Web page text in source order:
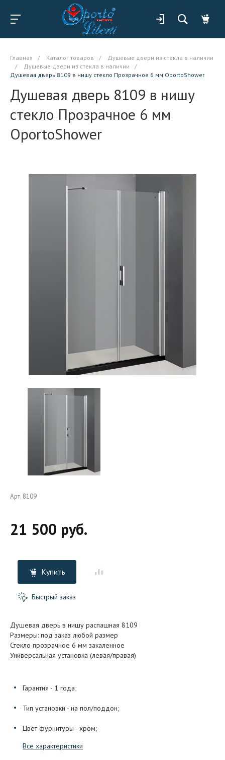
Главная / Каталог товаров /
Душевые двери из стекла в наличии
/
Душевые двери из стекла в наличии
/
Душевая дверь 8109 в нишу стекло Прозрачное 6 мм OportoShower
Душевая дверь 8109 в нишу
стекло Прозрачное 6 мм
OportoShower
Арт. 8109
21 500 руб.
Купить
Быстрый заказ
Душевая дверь в нишу распашная 8109
Размеры: под заказ любой размер
Стекло прозрачное 6 мм закаленное
Универсальная установка (левая/правая)
Гарантия - 1 года;
Тип установки - на пол/поддон;
Цвет фурнитуры - хром;
Все характеристики